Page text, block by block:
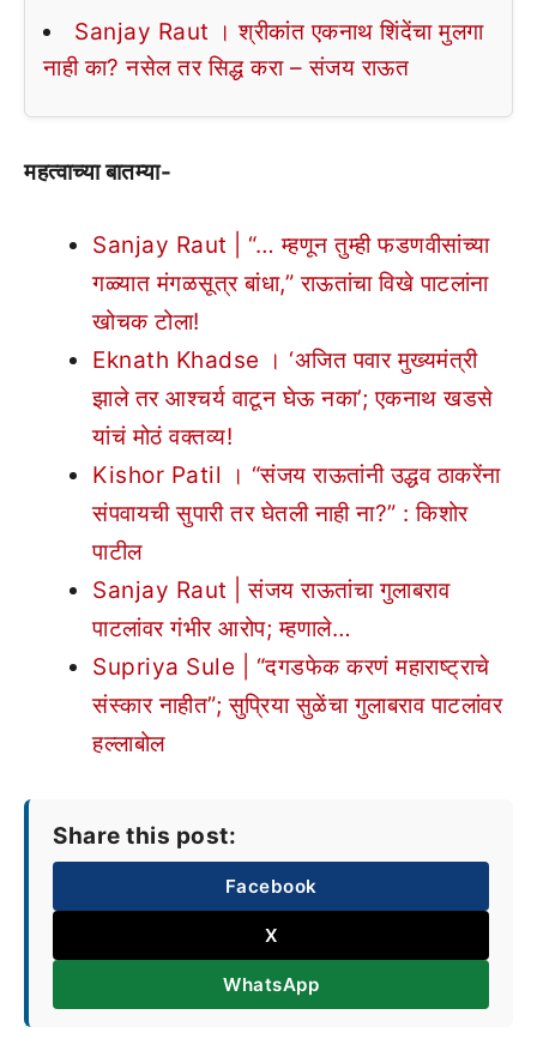
Sanjay Raut । श्रीकांत एकनाथ शिंदेंचा मुलगा
नाही का? नसेल तर सिद्ध करा – संजय राऊत
महत्वाच्या बातम्या-
Sanjay Raut | “… म्हणून तुम्ही फडणवीसांच्या
गळ्यात मंगळसूत्र बांधा,” राऊतांचा विखे पाटलांना
खोचक टोला!
Eknath Khadse । ‘अजित पवार मुख्यमंत्री
झाले तर आश्चर्य वाटून घेऊ नका’; एकनाथ खडसे
यांचं मोठं वक्तव्य!
Kishor Patil । “संजय राऊतांनी उद्धव ठाकरेंना
संपवायची सुपारी तर घेतली नाही ना?” : किशोर
पाटील
Sanjay Raut | संजय राऊतांचा गुलाबराव
पाटलांवर गंभीर आरोप; म्हणाले…
Supriya Sule | “दगडफेक करणं महाराष्ट्राचे
संस्कार नाहीत”; सुप्रिया सुळेंचा गुलाबराव पाटलांवर
हल्लाबोल
Share this post:
Facebook
X
WhatsApp